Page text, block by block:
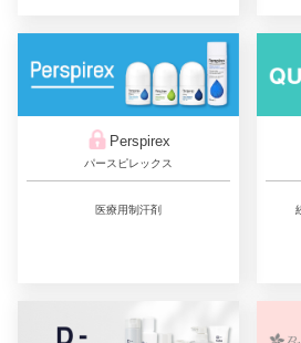
Perspirex
パースピレックス
医療用制汗剤